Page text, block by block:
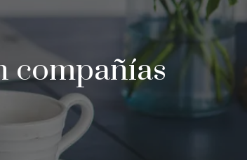
compañías